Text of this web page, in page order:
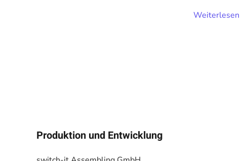
Weiterlesen
Produktion und Entwicklung